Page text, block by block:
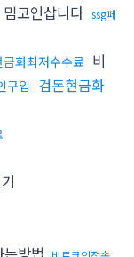
밈코인삽니다 ssg페
금화최저수수료 비
구입 검돈현금화